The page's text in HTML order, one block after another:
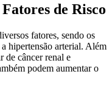
de Risco
fatores, sendo os
hipertensão arterial. Além
de câncer renal e
podem aumentar o